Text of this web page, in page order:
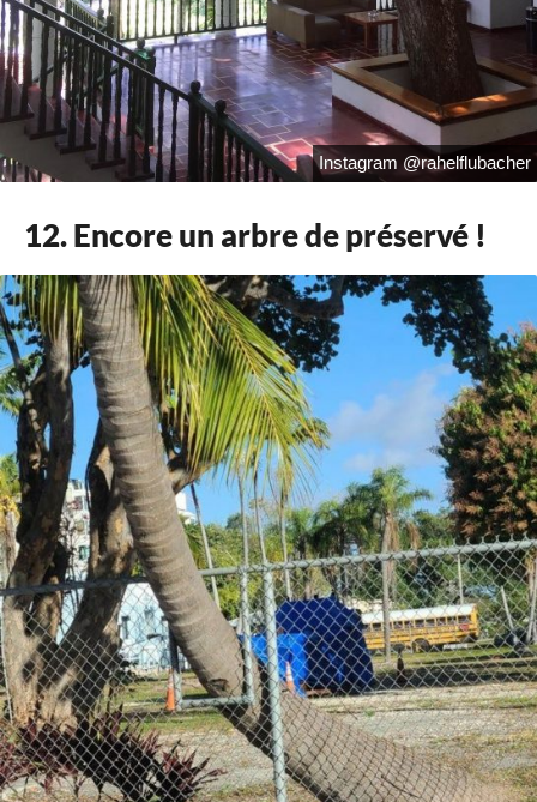
Instagram @rahelflubacher
12. Encore un arbre de préservé !